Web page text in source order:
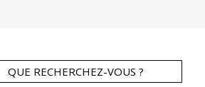
QUE RECHERCHEZ-VOUS ?